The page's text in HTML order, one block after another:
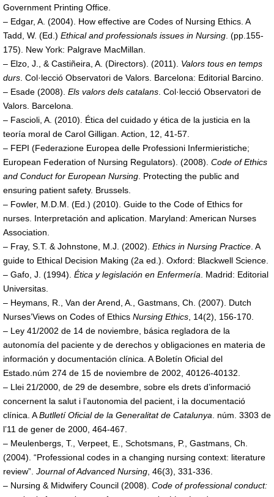
Government Printing Office.
– Edgar, A. (2004). How effective are Codes of Nursing Ethics. A
Tadd, W. (Ed.) Ethical and professionals issues in Nursing. (pp.155-
175). New York: Palgrave MacMillan.
– Elzo, J., & Castiñeira, A. (Directors). (2011). Valors tous en temps
durs. Col·lecció Observatori de Valors. Barcelona: Editorial Barcino.
– Esade (2008). Els valors dels catalans. Col·lecció Observatori de
Valors. Barcelona.
– Fascioli, A. (2010). Ética del cuidado y ética de la justicia en la
teoría moral de Carol Gilligan. Action, 12, 41-57.
– FEPI (Federazione Europea delle Professioni Infermieristiche;
European Federation of Nursing Regulators). (2008). Code of Ethics
and Conduct for European Nursing. Protecting the public and
ensuring patient safety. Brussels.
– Fowler, M.D.M. (Ed.) (2010). Guide to the Code of Ethics for
nurses. Interpretación and aplication. Maryland: American Nurses
Association.
– Fray, S.T. & Johnstone, M.J. (2002). Ethics in Nursing Practice. A
guide to Ethical Decision Making (2a ed.). Oxford: Blackwell Science.
– Gafo, J. (1994). Ética y legislación en Enfermería. Madrid: Editorial
Universitas.
– Heymans, R., Van der Arend, A., Gastmans, Ch. (2007). Dutch
Nurses’Views on Codes of Ethics Nursing Ethics, 14(2), 156-170.
– Ley 41/2002 de 14 de noviembre, básica regladora de la
autonomía del paciente y de derechos y obligaciones en materia de
información y documentación clínica. A Boletín Oficial del
Estado.núm 274 de 15 de noviembre de 2002, 40126-40132.
– Llei 21/2000, de 29 de desembre, sobre els drets d’informació
concernent la salut i l’autonomia del pacient, i la documentació
clínica. AButlletí Oficial de la Generalitat de Catalunya. núm. 3303 de
l’11 de gener de 2000, 464-467.
– Meulenbergs, T., Verpeet, E., Schotsmans, P., Gastmans, Ch.
(2004). “Professional codes in a changing nursing context: literature
review”. Journal of Advanced Nursing, 46(3), 331-336.
– Nursing & Midwifery Council (2008). Code of professional conduct: